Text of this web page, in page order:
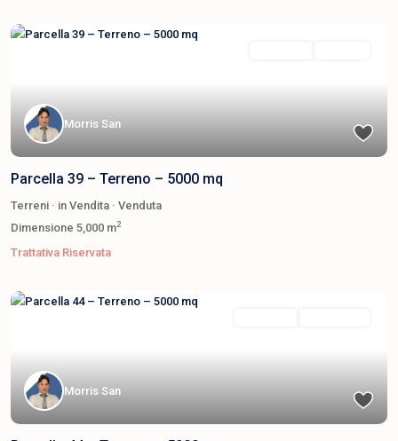
Morris San
Parcella 39 – Terreno – 5000 mq
Terreni · in Vendita · Venduta
Dimensione 5,000 m2
Trattativa Riservata
Morris San